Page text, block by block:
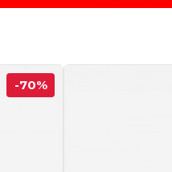
-70%